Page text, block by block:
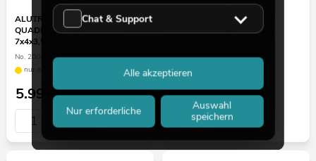
ALUTRUSS Traversenset
QUADLOCK 6082R U-Form
7x4x3,5m (BxTxH)
No. 20000384
nur noch wenige verfügbar
5.999,00€
ALUTRUSS Traversenset
QUADLOCK 6082 U-Form
No. 20000379
nur noch wenige verfügbar
5.069,00€
Chat & Support
Nur erforderliche
Auswahl
speichern
Alle akzeptieren